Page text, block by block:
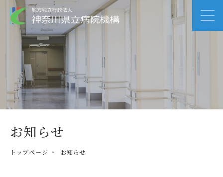
お知らせ
トップページ お知らせ